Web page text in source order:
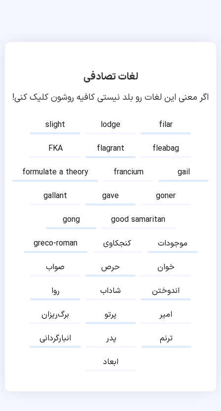
لغات تصادفی
اگر معنی این لغات رو بلد نیستی کافیه روشون کلیک کنی!
slight lodge
filar
FKA
flagrant
fleabag
formulate a theory
francium
gail
gallant
gave
goner
gong
good samaritan
greco-roman
کنجکاوی
موجودات
صواب
حرص
خوان
روا
شاداب
اندوختن
برگ‌ریزان
پرتو
امیر
انبارگردانی
پدر
ترنم
ابعاد